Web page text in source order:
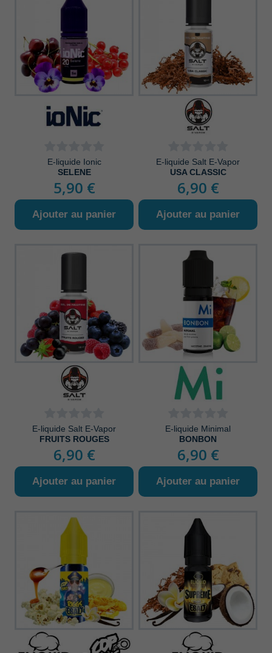
E-liquide Ionic
SELENE
5,90 €
Ajouter au panier
E-liquide Salt E-Vapor
USA CLASSIC
6,90 €
Ajouter au panier
E-liquide Salt E-Vapor
FRUITS ROUGES
6,90 €
Ajouter au panier
E-liquide Minimal
BONBON
6,90 €
Ajouter au panier